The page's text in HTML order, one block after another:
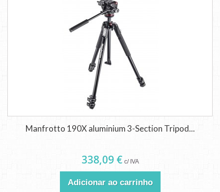
Manfrotto 190X aluminium 3-Section Tripod...
338,09 € c/ IVA
Adicionar ao carrinho